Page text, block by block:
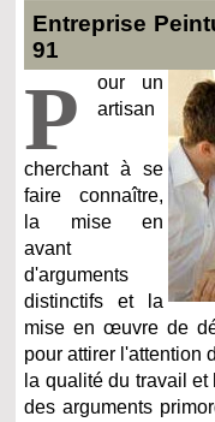
Entreprise
91
P
our un
artisan
cherchant à se
faire connaître,
la mise en
avant
d'arguments
distinctifs et la
mise en œuvre de
pour attirer l'attention
la qualité du travail
des arguments